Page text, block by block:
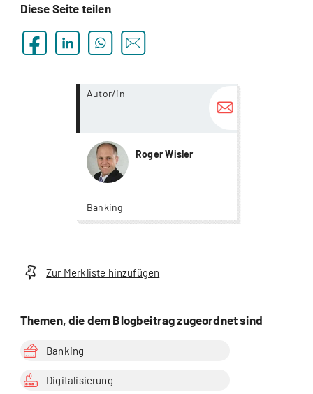
Diese Seite teilen
Autor/in
Roger Wisler
Banking
more...
Zur Merkliste hinzufügen
Themen, die dem Blogbeitrag zugeordnet sind
Banking
Digitalisierung